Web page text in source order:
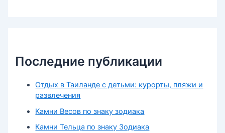
Последние публикации
Отдых в Таиланде с детьми: курорты, пляжи и
развлечения
Камни Весов по знаку зодиака
Камни Тельца по знаку Зодиака